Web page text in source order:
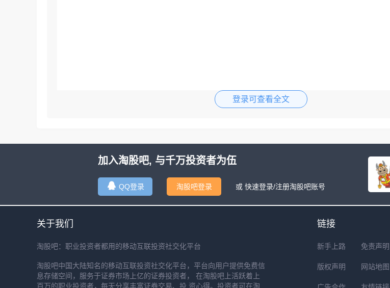
登录可查看全文
加入淘股吧, 与千万投资者为伍
QQ登录 淘股吧登录 或 快速登录/注册淘股吧账号
关于我们
淘股吧：职业投资者都用的移动互联投资社交化平台
淘股吧中国大陆知名的移动互联投资社交化平台，平台向用户提供免费信
息存储空间，服务于证券市场上亿的证券投资者， 在淘股吧上活跃着上
百万的职业投资者，每天分享丰富证券交易、投 资心得。投资者可在淘
链接
新手上路 免责声明
版权声明 网站地图